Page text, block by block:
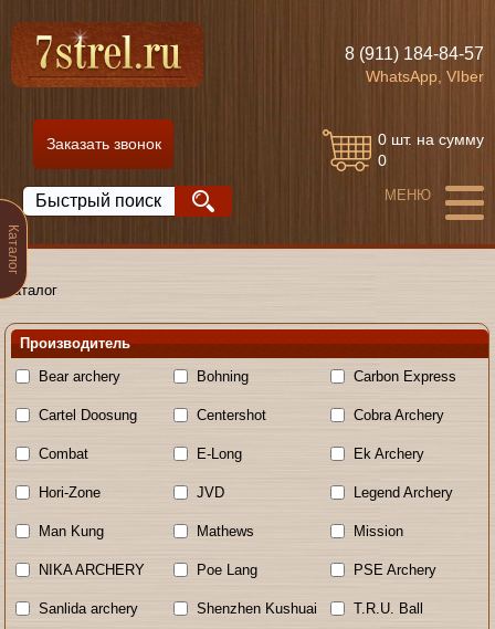
8 (911) 184-84-57
WhatsApp, VIber
Заказать звонок 0 шт. на сумму
0
Каталог
Производитель
Bear archery
Bohning Carbon Express
Cartel Doosung Centershot Cobra Archery
Combat E-Long Ek Archery
Hori-Zone JVD Legend Archery
Man Kung Mathews Mission
NIKA ARCHERY Poe Lang PSE Archery
Sanlida archery Shenzhen Kushuai T.R.U. Ball
Каталог